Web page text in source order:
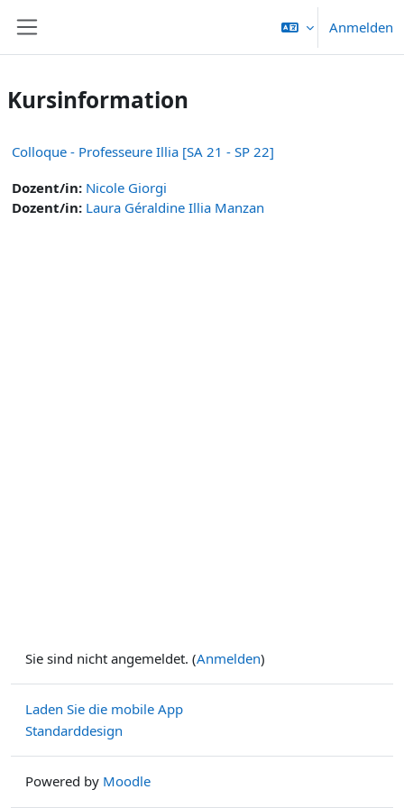
Anmelden
Kursinformation
Colloque - Professeure Illia [SA 21 - SP 22]
Dozent/in: Nicole Giorgi
Dozent/in: Laura Géraldine Illia Manzan
Sie sind nicht angemeldet. (Anmelden)
Laden Sie die mobile App
Standarddesign
Powered by Moodle